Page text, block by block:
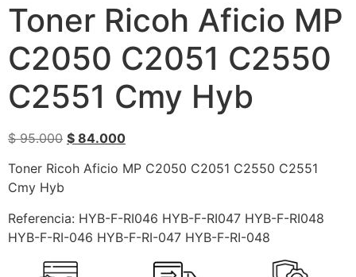
Toner Ricoh Aficio MP
C2050 C2051 C2550
C2551 Cmy Hyb
$95.000 $ 84.000
Toner Ricoh Aficio MP C2050 C2051 C2550 C2551
Cmy Hyb
Referencia: HYB-F-RI046 HYB-F-RI047 HYB-F-RI048
HYB-F-RI-046 HYB-F-RI-047 HYB-F-RI-048